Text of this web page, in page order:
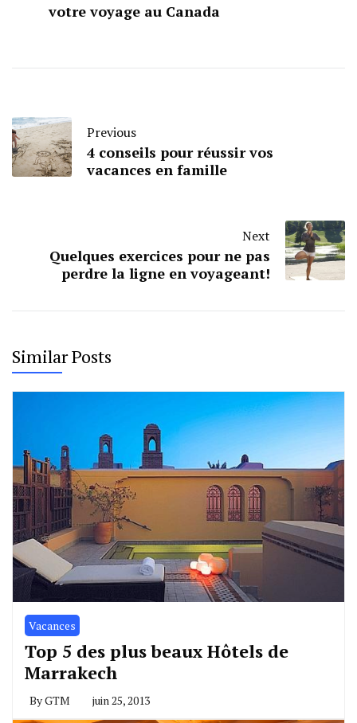
votre voyage au Canada
Previous
4 conseils pour réussir vos
vacances en famille
Next
Quelques exercices pour ne pas
perdre la ligne en voyageant!
Similar Posts
Vacances
Top 5 des plus beaux Hôtels de
Marrakech
ByGTM juin 25, 2013